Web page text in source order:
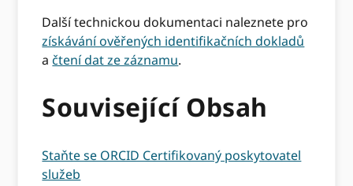
Další technickou dokumentaci naleznete pro
získávání ověřených identifikačních dokladů
ačtení dat ze záznamu.
Související Obsah
Staňte se ORCID Certifikovaný poskytovatel
služeb